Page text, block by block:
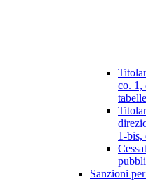
co. 1,
1-bis,
Sanzioni